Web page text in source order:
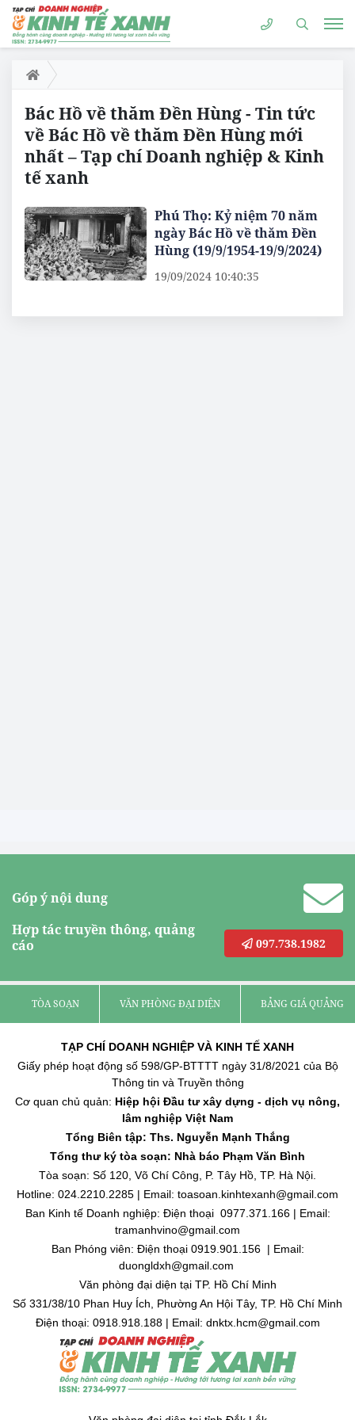
Bác Hồ về thăm Đền Hùng - Tin tức
về Bác Hồ về thăm Đền Hùng mới
nhất – Tạp chí Doanh nghiệp & Kinh
tế xanh
Phú Thọ: Kỷ niệm 70 năm
ngày Bác Hồ về thăm Đền
Hùng (19/9/1954-19/9/2024)
19/09/2024 10:40:35
Góp ý nội dung
Hợp tác truyền thông, quảng
cáo
097.738.1982
TÒA SOẠN VĂN PHÒNG ĐẠI DIỆN BẢNG GIÁ QUẢNG
TẠP CHÍ DOANH NGHIỆP VÀ KINH TẾ XANH
Giấy phép hoạt động số 598/GP-BTTTT ngày 31/8/2021 của Bộ
Thông tin và Truyền thông
Cơ quan chủ quản: Hiệp hội Đầu tư xây dựng - dịch vụ nông,
lâm nghiệp Việt Nam
Tổng Biên tập: Ths. Nguyễn Mạnh Thắng
Tổng thư ký tòa soạn: Nhà báo Phạm Văn Bình
Tòa soạn: Số 120, Võ Chí Công, P. Tây Hồ, TP. Hà Nội.
Hotline: 024.2210.2285 | Email: toasoan.kinhtexanh@gmail.com
Ban Kinh tế Doanh nghiệp: Điện thoại 0977.371.166 | Email:
tramanhvino@gmail.com
Ban Phóng viên: Điện thoại 0919.901.156 | Email:
duongldxh@gmail.com
Văn phòng đại diện tại TP. Hồ Chí Minh
Số 331/38/10 Phan Huy Ích, Phường An Hội Tây, TP. Hồ Chí Minh
Điện thoại: 0918.918.188 | Email: dnktx.hcm@gmail.com